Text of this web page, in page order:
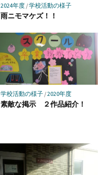
2024年度/学校活動の様子
雨ニモマケズ！！
学校活動の様子/2020年度
素敵な掲示 ２作品紹介！